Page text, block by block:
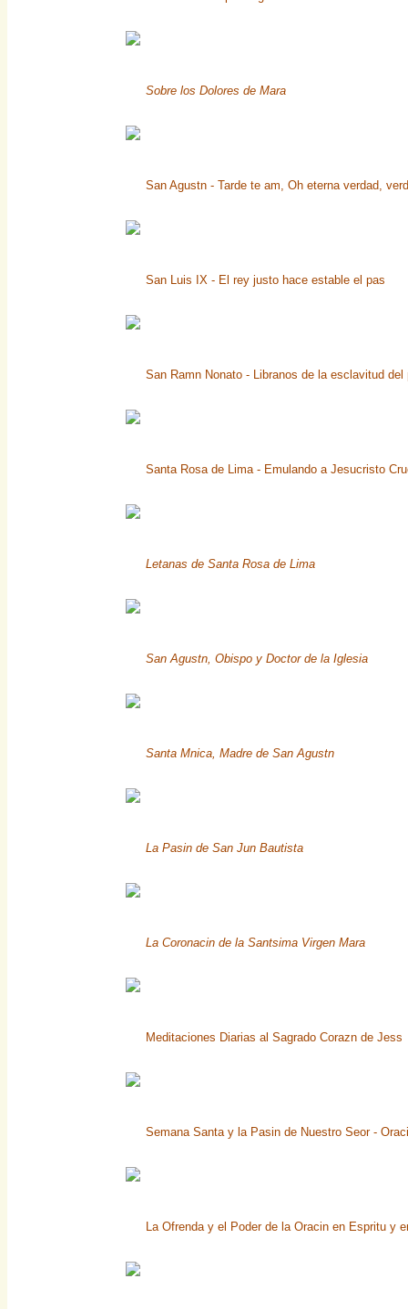
Sobre los Dolores de Mara
San Agustn - Tarde te am, Oh eterna verdad,
San Luis IX - El rey justo hace estable el pas
San Ramn Nonato - Libranos de la esclavitud del
Santa Rosa de Lima - Emulando a Jesucristo
Letanas de Santa Rosa de Lima
San Agustn, Obispo y Doctor de la Iglesia
Santa Mnica, Madre de San Agustn
La Pasin de San Jun Bautista
La Coronacin de la Santsima Virgen Mara
Meditaciones Diarias al Sagrado Corazn de Jess
Semana Santa y la Pasin de Nuestro Seor -
La Ofrenda y el Poder de la Oracin en Espritu y